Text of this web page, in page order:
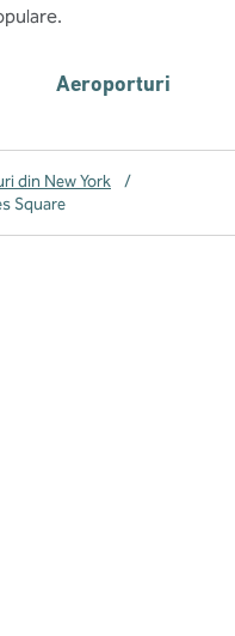
Aeroporturi
din New York
/
Square